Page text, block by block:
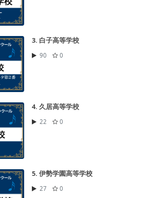
3. 白子高等学校
90 0
4. 久居高等学校
22 0
5. 伊勢学園高等学校
27 0